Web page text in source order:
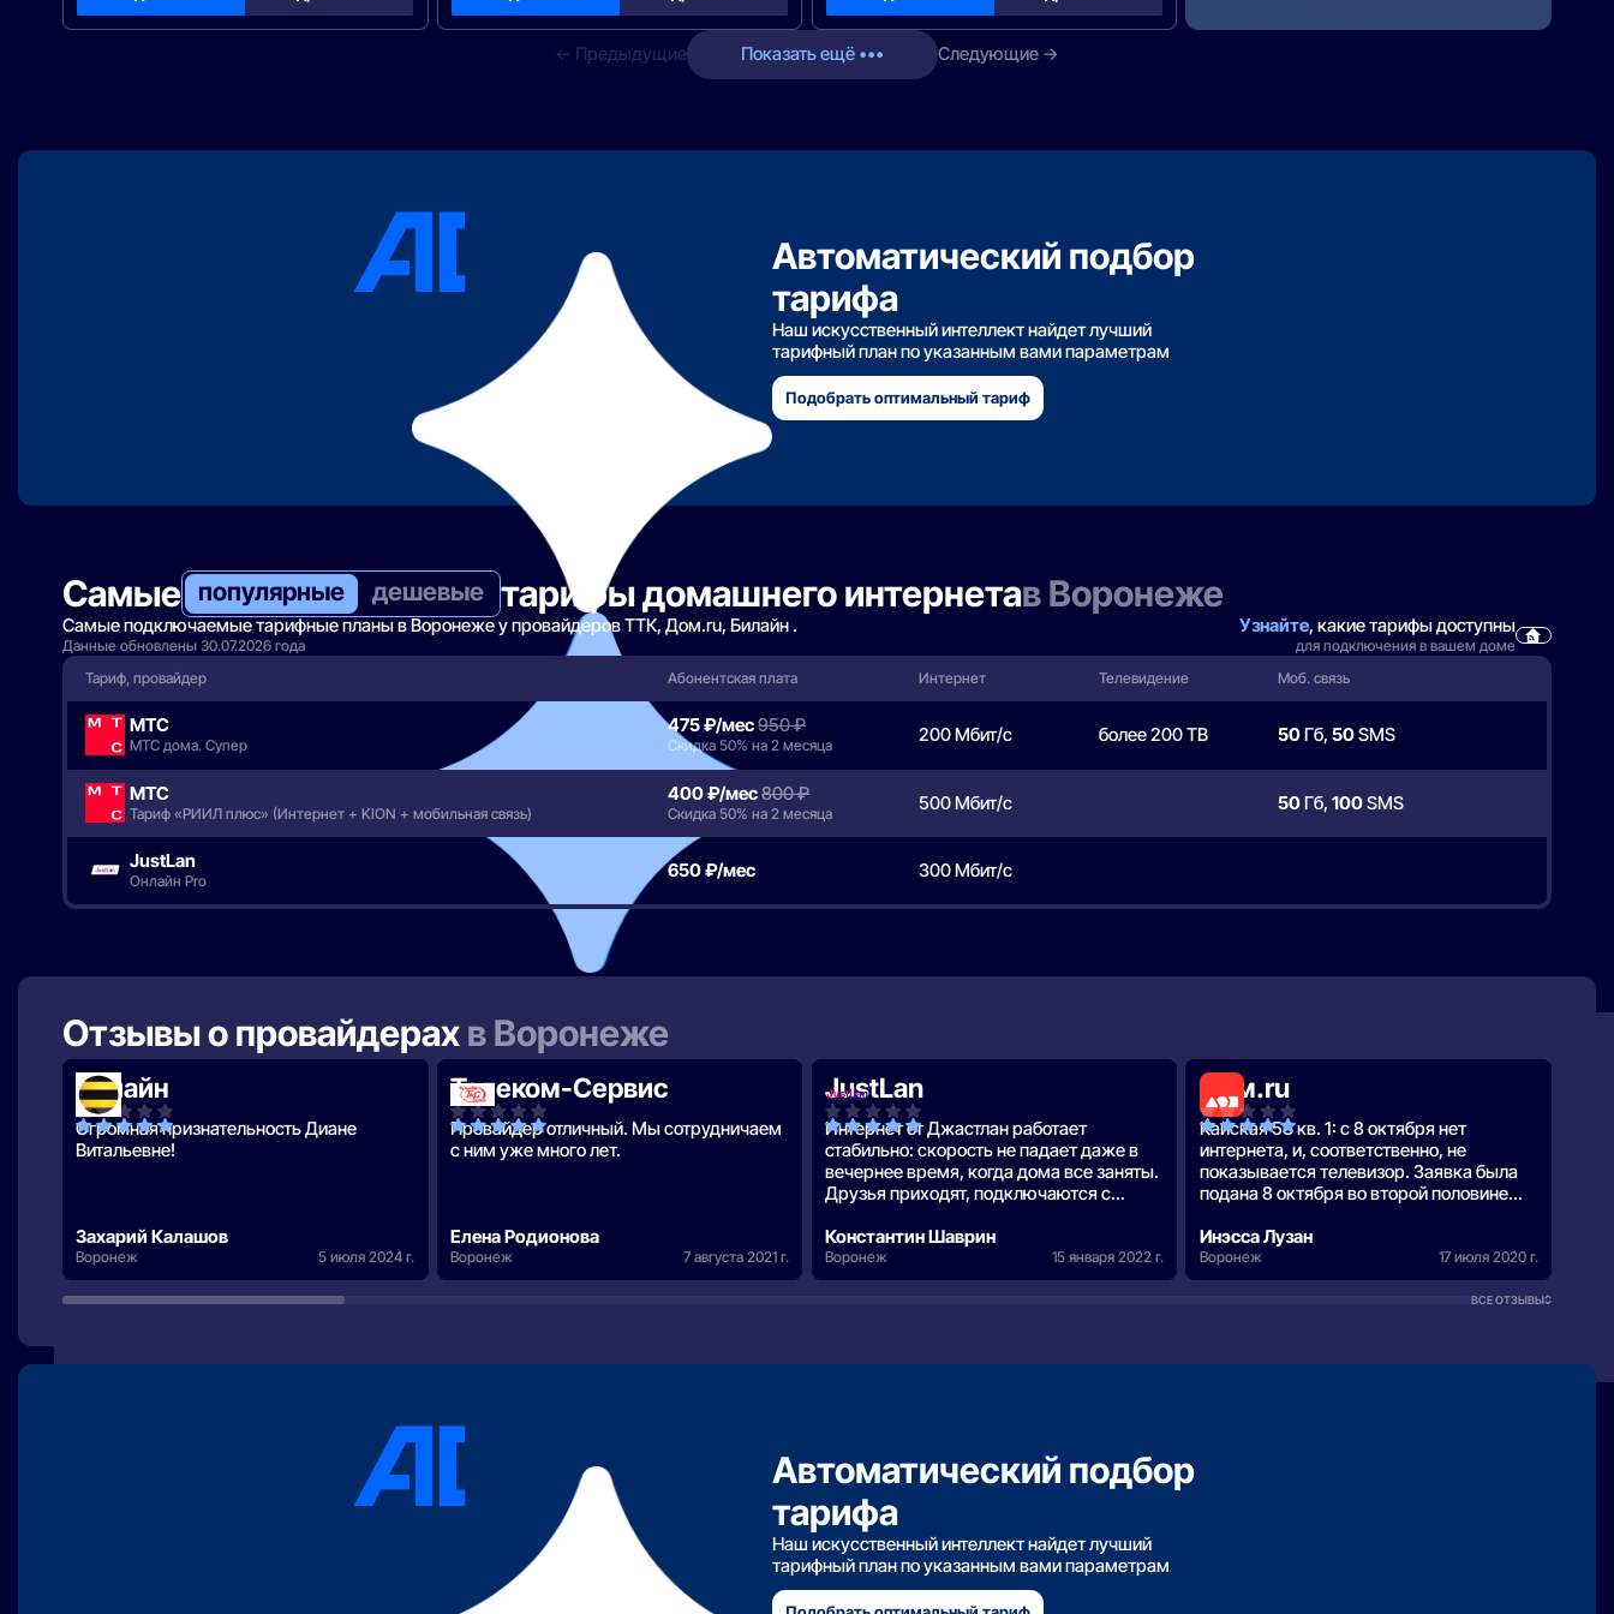
← Предыдущие Показать ещё ••• Следующие →
Автоматический подбор
тарифа
Наш искусственный интеллект найдет лучший
тарифный план по указанным вами параметрам
Подобрать оптимальный тариф
Самые популярные дешевые тарифы домашнего интернетав Воронеже
Самые подключаемые тарифные планы в Воронеже у провайдеров ТТК, Дом.ru, Билайн .
Данные обновлены 30.07.2026 года
Узнайте, какие тарифы доступны
для подключения в вашем доме
Тариф, провайдер
Абонентская плата Интернет Телевидение Моб. связь
МТС
МТС дома. Супер
475 ₽/мес950 ₽
Скидка 50% на 2 месяца 200 Мбит/с более 200 ТВ 50 Гб,50SMS
МТС
Тариф «РИИЛ плюс» (Интернет + KION + мобильная связь)
400 ₽/мес800 ₽
Скидка 50% на 2 месяца 500 Мбит/с 50Гб,100SMS
JustLan
Онлайн Pro 650 ₽/мес 300 Мбит/с
Отзывы о провайдерахв Воронеже
Билайн
Огромная признательность Диане
Витальевне!
Захарий Калашов
Воронеж 5 июля 2024 г.
Телеком-Сервис
Провайдер отличный. Мы сотрудничаем
с ним уже много лет.
Елена Родионова
Воронеж 7 августа 2021 г.
JustLan
Интернет от Джастлан работает
стабильно: скорость не падает даже в
вечернее время, когда дома все заняты.
Друзья приходят, подключаются с
ничего не глючит.
Константин Шаврин
Воронеж 15 января 2022 г.
Дом.ru
Кайская 53 кв. 1: с 8 октября нет
интернета, и, соответственно, не
показывается телевизор. Заявка была
подана 8 октября во второй половине
загруженность, записал нас на 10
октября. Ок…
Инэсса Лузан
Воронеж 17 июля 2020 г.
ВСЕ ОТЗЫВЫ
Автоматический подбор
тарифа
Наш искусственный интеллект найдет лучший
тарифный план по указанным вами параметрам